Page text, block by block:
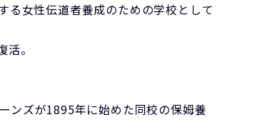
る女性伝道者養成のための学校として
。
ンズが1895年に始めた同校の保姆養